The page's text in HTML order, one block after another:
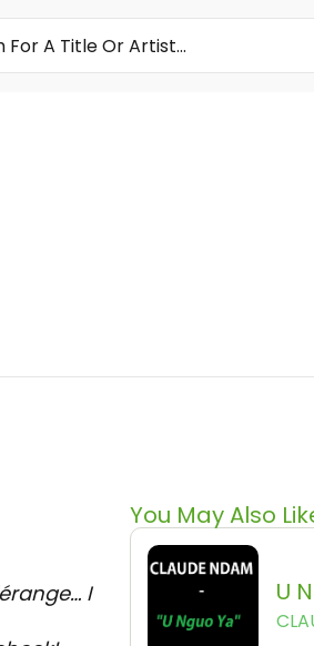
I
You May Also
U